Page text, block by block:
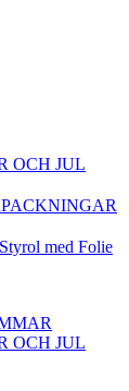
OCH JUL
med Folie
OCH JUL